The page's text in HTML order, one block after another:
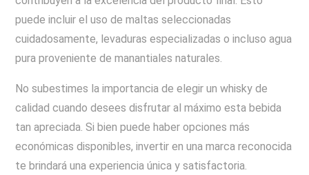
puede incluir el uso de maltas seleccionadas
cuidadosamente, levaduras especializadas o incluso agua
pura proveniente de manantiales naturales.
No subestimes la importancia de elegir un whisky de
calidad cuando desees disfrutar al máximo esta bebida
tan apreciada. Si bien puede haber opciones más
económicas disponibles, invertir en una marca reconocida
te brindará una experiencia única y satisfactoria.